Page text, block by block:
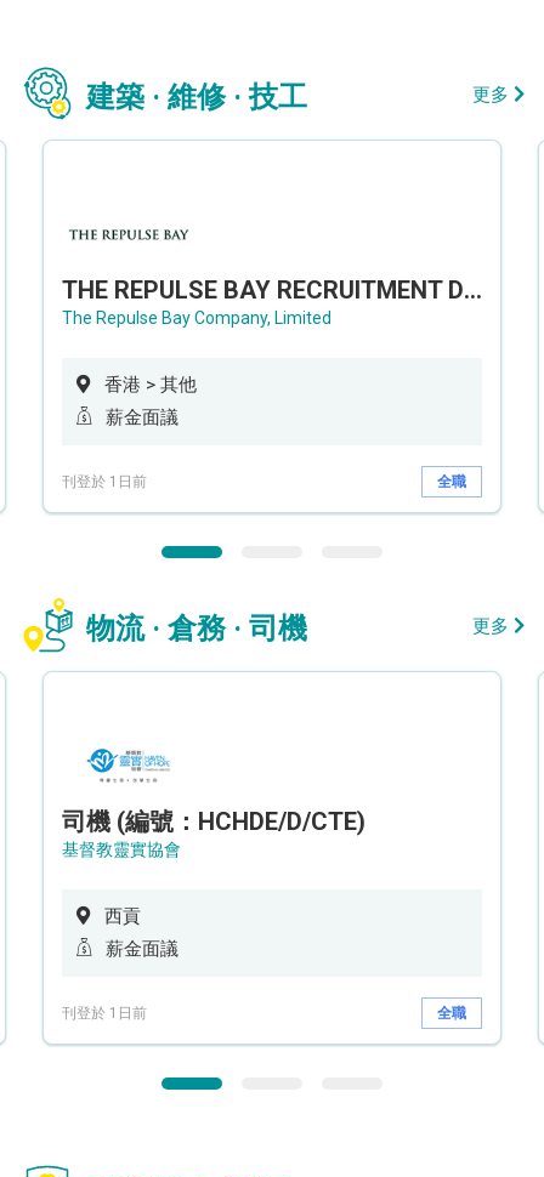
建築 · 維修 · 技工 更多
THE REPULSE BAY RECRUITMENT DAY 淺水灣影灣園人才招聘會
The Repulse Bay Company, Limited
香港 > 其他
薪金面議
刊登於 1日前 全職
物流 · 倉務 · 司機 更多
司機 (編號：HCHDE/D/CTE)
基督教靈實協會
西貢
薪金面議
刊登於 1日前 全職